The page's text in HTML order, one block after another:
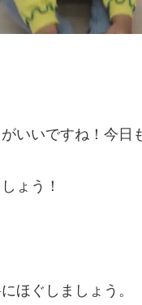
いいですね！今
ょう！
ほぐしましょう。